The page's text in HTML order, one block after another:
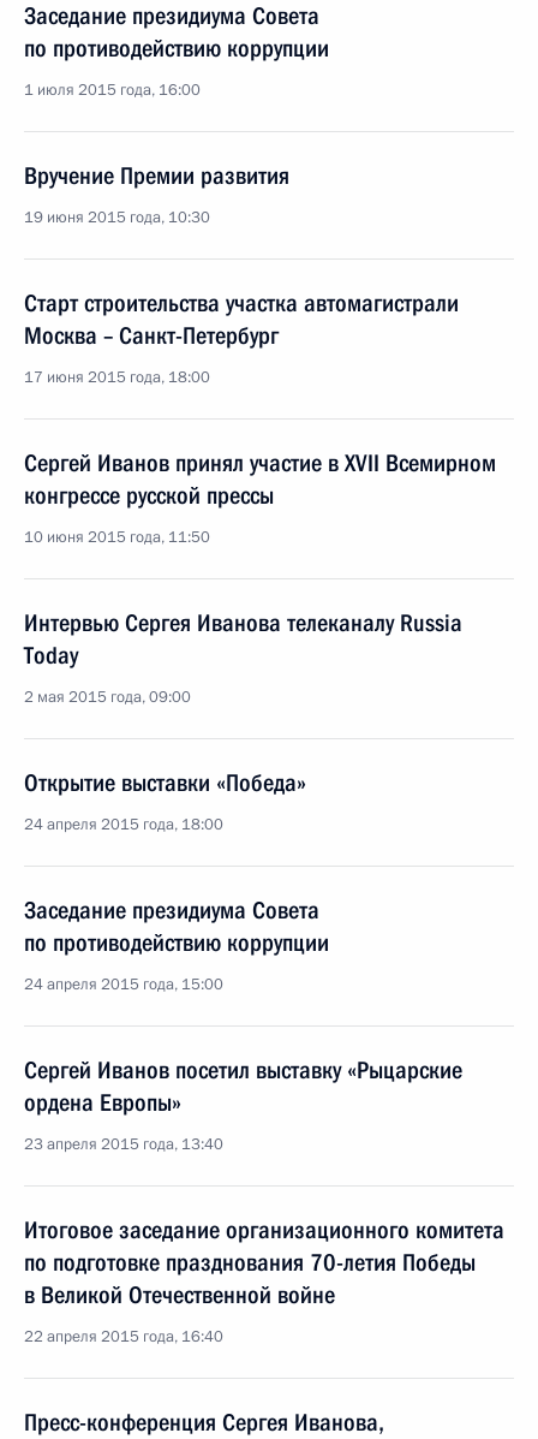
Заседание президиума Совета
по противодействию коррупции
1 июля 2015 года, 16:00
Вручение Премии развития
19 июня 2015 года, 10:30
Старт строительства участка автомагистрали
Москва – Санкт-Петербург
17 июня 2015 года, 18:00
Сергей Иванов принял участие в XVII Всемирном
конгрессе русской прессы
10 июня 2015 года, 11:50
Интервью Сергея Иванова телеканалу Russia
Today
2 мая 2015 года, 09:00
Открытие выставки «Победа»
24 апреля 2015 года, 18:00
Заседание президиума Совета
по противодействию коррупции
24 апреля 2015 года, 15:00
Сергей Иванов посетил выставку «Рыцарские
ордена Европы»
23 апреля 2015 года, 13:40
Итоговое заседание организационного комитета
по подготовке празднования 70-летия Победы
в Великой Отечественной войне
22 апреля 2015 года, 16:40
Пресс-конференция Сергея Иванова,